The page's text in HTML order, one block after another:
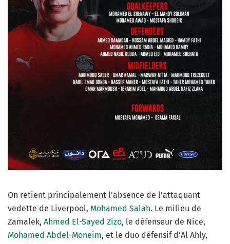
On retient principalement l’absence de l’attaquant
vedette de Liverpool, Mohamed Salah. Le milieu de
Zamalek, Ahmed El-Sayed Zizo, le défenseur de Nice,
Mohamed Abdel-Moneim, et le duo défensif d’Al Ahly,